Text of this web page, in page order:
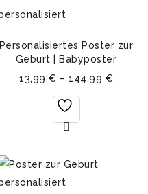
Personalisiertes Poster zur
Geburt | Babyposter
13,99 € – 144,99 €